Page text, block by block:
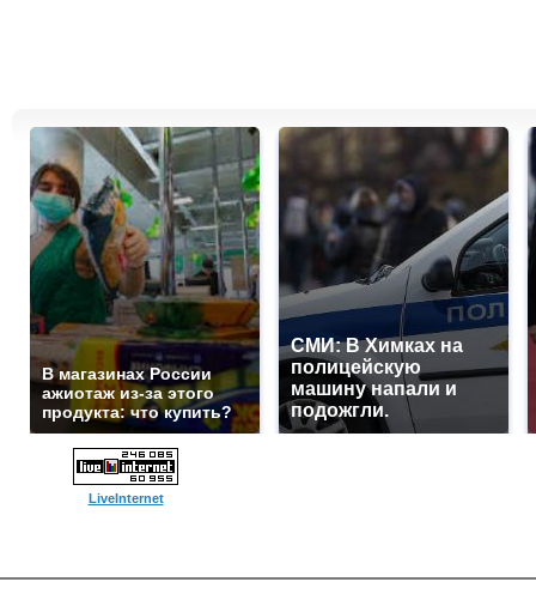
В магазинах России
ажиотаж из-за этого
продукта: что купить?
СМИ: В Химках на
полицейскую
машину напали и
подожгли.
LiveInternet